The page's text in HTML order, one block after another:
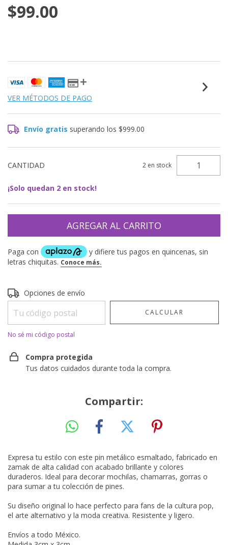
$99.00
VER MÉTODOS DE PAGO
Envío gratis superando los$999.00
CANTIDAD 2 en stock
¡Solo quedan 2 en stock!
Entregas para el CP:
Opciones de envío
CALCULAR
No sé mi código postal
Compra protegida
Tus datos cuidados durante toda la compra.
Compartir:
Expresa tu estilo con este pin metálico esmaltado, fabricado en
zamak de alta calidad con acabado brillante y colores
duraderos. Ideal para decorar mochilas, chamarras, gorras o
para sumar a tu colección de pines.
Su diseño original lo hace perfecto para fans de la cultura pop,
el arte alternativo y la moda creativa. Resistente y ligero.
Envíos a todo México.